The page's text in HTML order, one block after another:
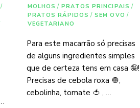
/
MOLHOS / PRATOS PRINCIPAIS /
PRATOS RÁPIDOS / SEM OVO /
VEGETARIANO
Para este macarrão só precisas
de alguns ingredientes simples
que de certeza tens em casa 🤪!
Precisas de cebola roxa 🧅,
cebolinha, tomate 🍅 , …